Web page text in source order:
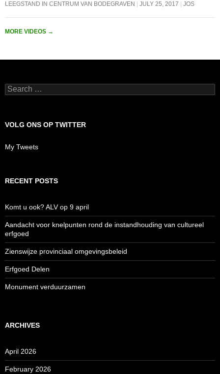
LEEGSTAND IN CENTRUM VAN BODEGRAVEN JULY 25, 2017 JOS
MORE VIDEOS →
Search
for:
VOLG ONS OP TWITTER
My Tweets
RECENT POSTS
Komt u ook? ALV op 9 april
Aandacht voor knelpunten rond de instandhouding van cultureel
erfgoed
Zienswijze provinciaal omgevingsbeleid
Erfgoed Delen
Monument verduurzamen
ARCHIVES
April 2026
February 2026